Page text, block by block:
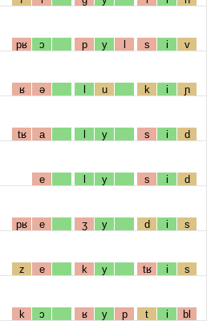
pʁ ɔ p y l s i v
ʁ ə l u k i ɲ
tʁ a l y s i d
e l y s i d
pʁ e ʒ y d i s
z e k y tʁ i s
k ɔ ʁ y p t i bl